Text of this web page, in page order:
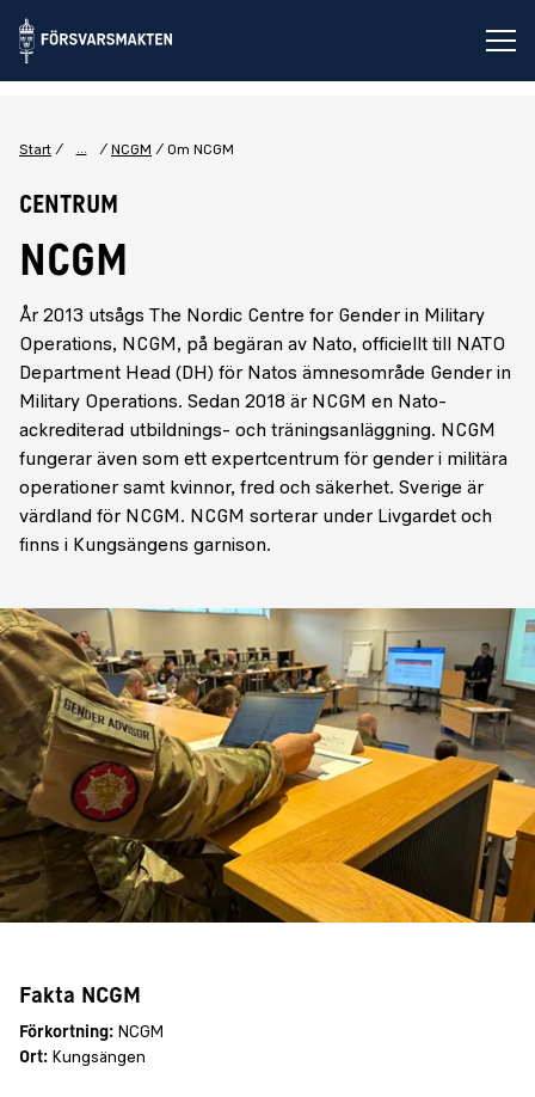
Start ... NCGM Om NCGM
Centrum
NCGM
År 2013 utsågs The Nordic Centre for Gender in Military
Operations, NCGM, på begäran av Nato, officiellt till NATO
Department Head (DH) för Natos ämnesområde Gender in
Military Operations. Sedan 2018 är NCGM en Nato-
ackrediterad utbildnings- och träningsanläggning. NCGM
fungerar även som ett expertcentrum för gender i militära
operationer samt kvinnor, fred och säkerhet. Sverige är
värdland för NCGM. NCGM sorterar under Livgardet och
finns i Kungsängens garnison.
Fakta NCGM
Förkortning: NCGM
Ort: Kungsängen